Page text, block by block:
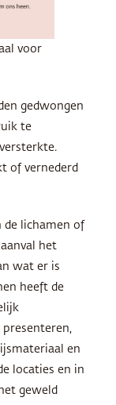
voor
gedwongen
te
of vernederd
de lichamen of
het
wat er is
heeft de
en
locaties en in
geweld